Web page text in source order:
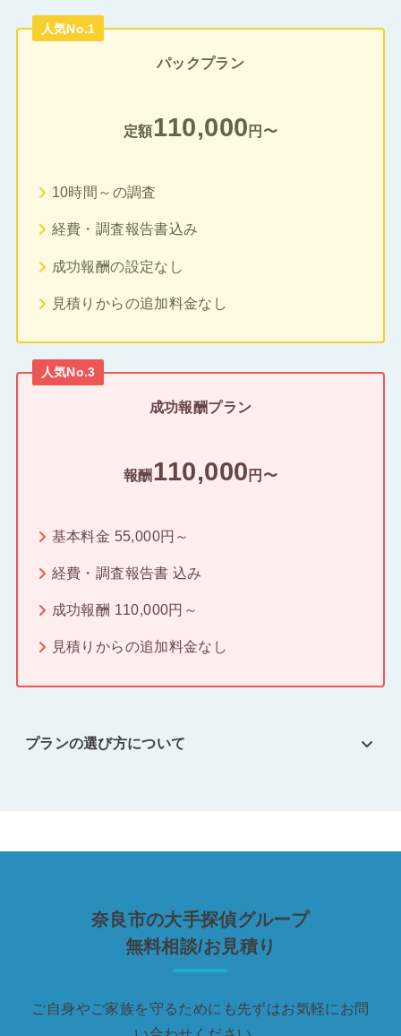
人気No.1
パックプラン
定額110,000 円〜
10時間～の調査
経費・調査報告書込み
成功報酬の設定なし
見積りからの追加料金なし
人気No.3
成功報酬プラン
報酬 110,000 円〜
基本料金 55,000円～
経費・調査報告書 込み
成功報酬 110,000円～
見積りからの追加料金なし
プランの選び方について
奈良市の大手探偵グループ
無料相談/お見積り
ご自身やご家族を守るためにも先ずはお気軽にお問